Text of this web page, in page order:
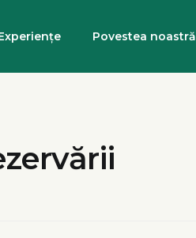
Povestea noastră